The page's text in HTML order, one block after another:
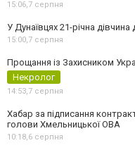
15:06, 7 серпня
У Дунаївцях 21-річна дівчина
15:00, 7 серпня
Прощання із Захисником
Некролог
14:53, 7 серпня
Хабар за підписання
голови Хмельницької ОВА
10:18, 6 серпня